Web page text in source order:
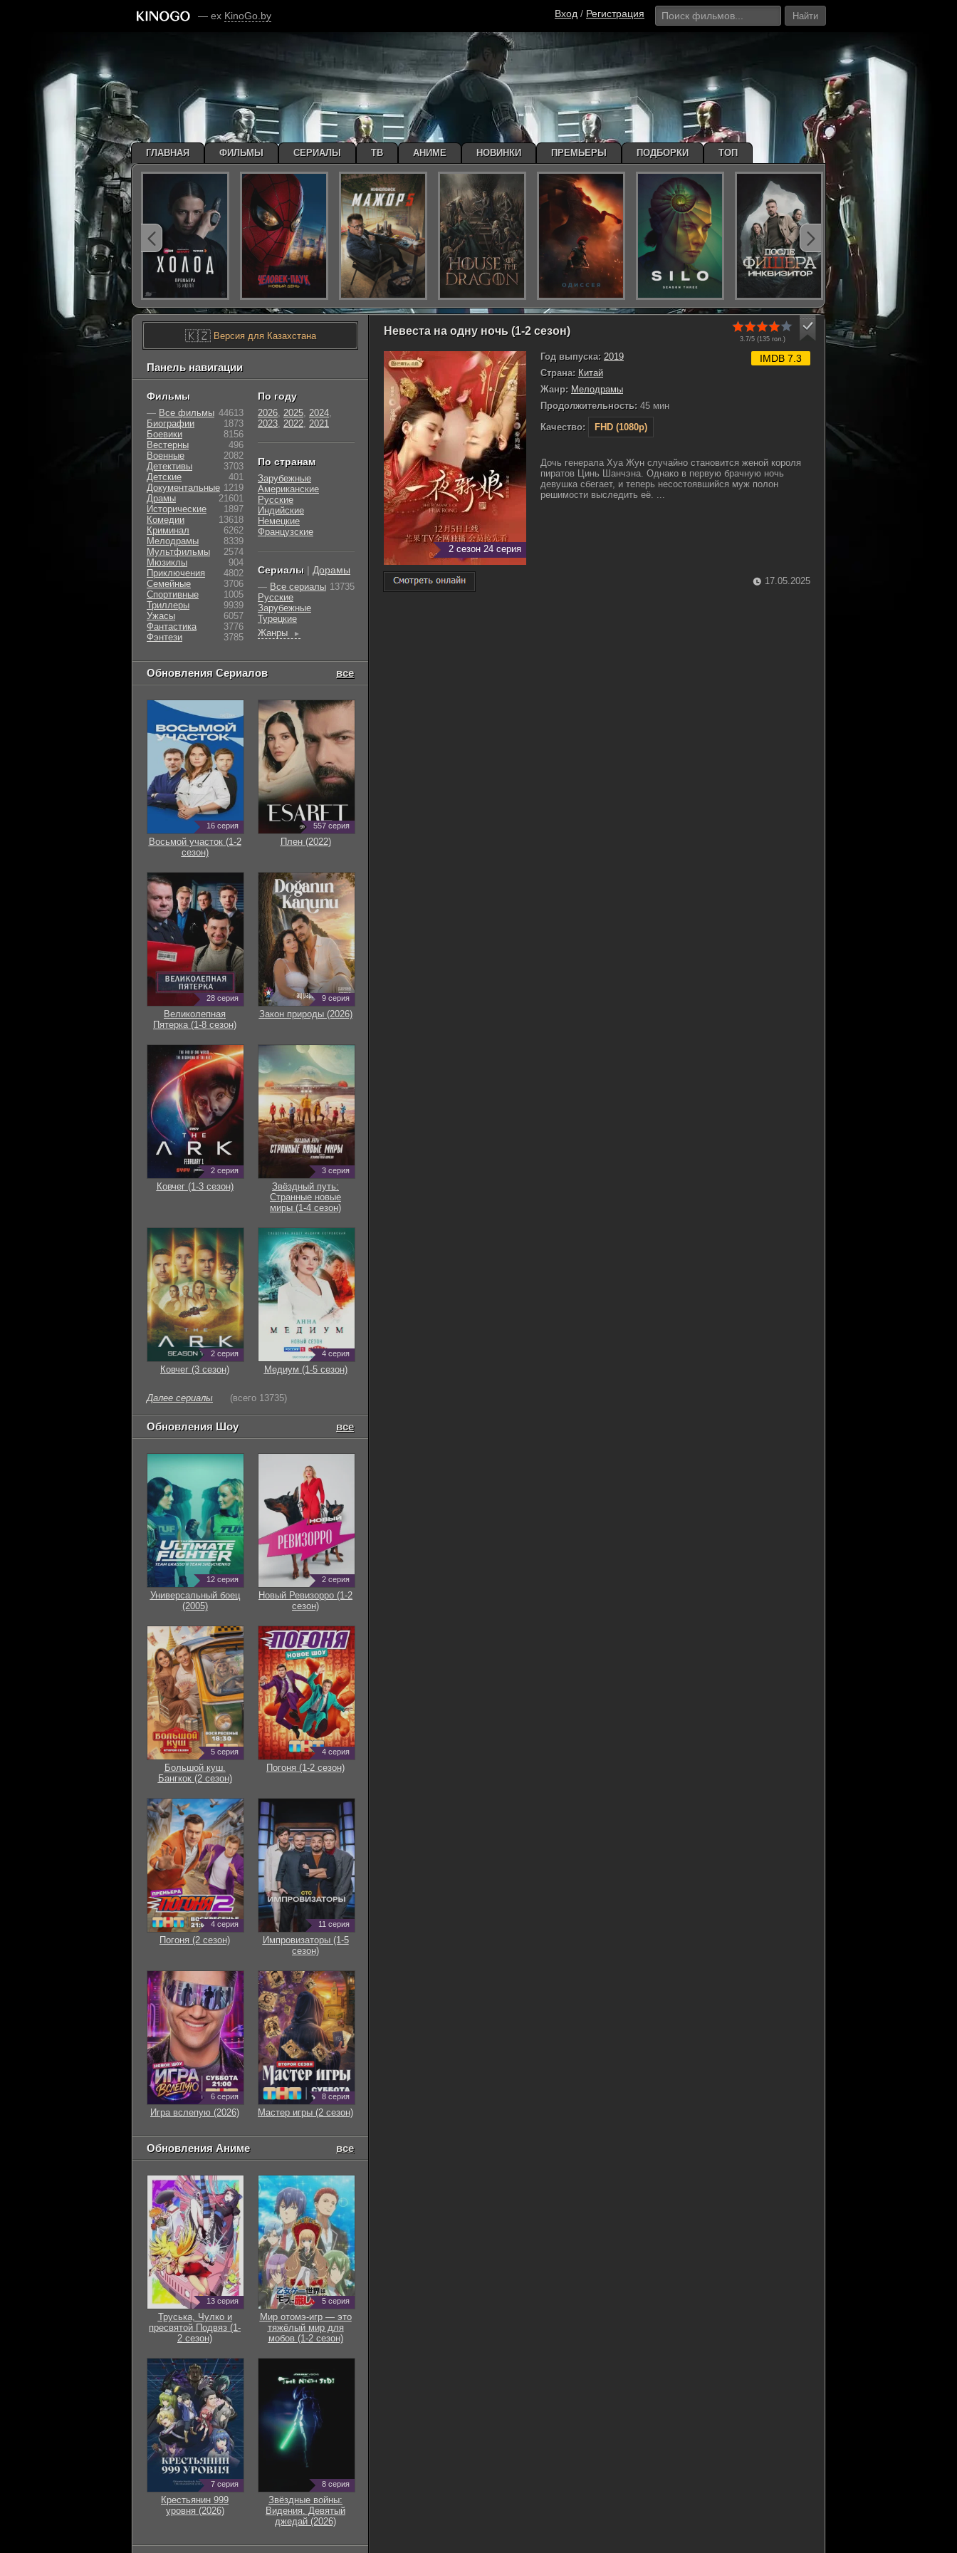
— ex KinoGo.by Вход / Регистрация Найти
Невеста на одну ночь (1-2 сезон)
3.7/5 (135гол.)
2 сезон 24 серия
Год выпуска: 2019
Страна: Китай
Жанр: Мелодрамы
Продолжительность: 45 мин
Качество:
FHD (1080p)
IMDB 7.3
Дочь генерала Хуа Жун случайно становится женой короля
пиратов Цинь Шанчэна. Однако в первую брачную ночь
девушка сбегает, и теперь несостоявшийся муж полон
решимости выследить её. ...
17.05.2025
🇰🇿Версия для Казахстана
Панель навигации
Фильмы
— Все фильмы 44613
Биографии
1873
Боевики
8156
Вестерны
496
Военные
2082
Детективы
3703
Детские
401
Документальные 1219
Драмы
21601
Исторические
1897
Комедии
13618
Криминал
6262
Мелодрамы
8339
Мультфильмы
2574
Мюзиклы
904
Приключения
4802
Семейные
3706
Cпортивные
1005
Триллеры
9939
Ужасы
6057
Фантастика
3776
Фэнтези
3785
По году
2026, 2025, 2024,
2023, 2022, 2021
По странам
Зарубежные
Американские
Русские
Индийские
Немецкие
Французские
Сериалы | Дорамы
— Все сериалы 13735
Русские
Зарубежные
Турецкие
Жанры
►
Обновления Сериалов все
16 серия
Восьмой участок (1-2
сезон)
557 серия
Плен (2022)
28 серия
Великолепная
Пятерка (1-8 сезон)
9 серия
Закон природы (2026)
2 серия
Ковчег (1-3 сезон)
3 серия
Звёздный путь:
Странные новые
миры (1-4 сезон)
2 серия
Ковчег (3 сезон)
4 серия
Медиум (1-5 сезон)
Далее сериалы (всего 13735)
Обновления Шоу все
12 серия
Универсальный боец
(2005)
2 серия
Новый Ревизорро (1-2
сезон)
5 серия
Большой куш.
Бангкок (2 сезон)
4 серия
Погоня (1-2 сезон)
4 серия
Погоня (2 сезон)
11 серия
Импровизаторы (1-5
сезон)
6 серия
Игра вслепую (2026)
8 серия
Мастер игры (2 сезон)
Обновления Аниме все
13 серия
Труська, Чулко и
пресвятой Подвяз (1-
2 сезон)
5 серия
Мир отомэ-игр — это
тяжёлый мир для
мобов (1-2 сезон)
7 серия
Крестьянин 999
уровня (2026)
8 серия
Звёздные войны:
Видения. Девятый
джедай (2026)
ГЛАВНАЯ ФИЛЬМЫ СЕРИАЛЫ ТВ АНИМЕ НОВИНКИ ПРЕМЬЕРЫ ПОДБОРКИ ТОП